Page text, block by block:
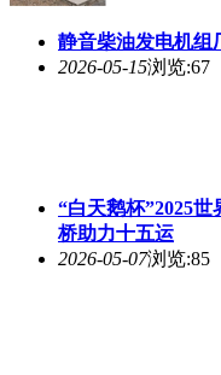
静音柴油发电机组
2026-05-15浏览:67
“白天鹅杯”2025
桥助力十五运
2026-05-07浏览:85